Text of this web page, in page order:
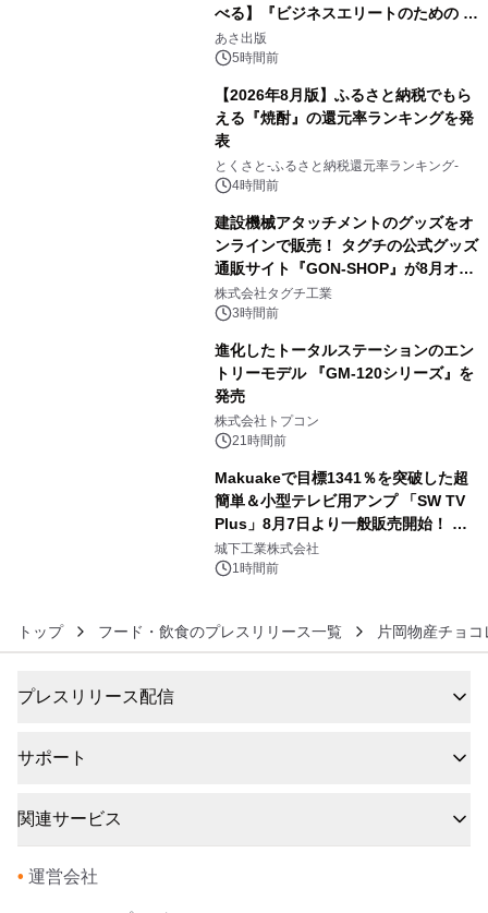
べる】『ビジネスエリートのための 教
養としての蕎麦』2026年8月25日
（火）発売
あさ出版
5時間前
【2026年8月版】ふるさと納税でもら
える『焼酎』の還元率ランキングを発
表
とくさと-ふるさと納税還元率ランキング-
4時間前
建設機械アタッチメントのグッズをオ
ンラインで販売！ タグチの公式グッズ
通販サイト『GON-SHOP』が8月オー
プン
株式会社タグチ工業
3時間前
進化したトータルステーションのエン
トリーモデル 『GM-120シリーズ』を
発売
株式会社トプコン
21時間前
Makuakeで目標1341％を突破した超
簡単＆小型テレビ用アンプ 「SW TV
Plus」8月7日より一般販売開始！ ケ
ーブル1本つなぐだけ、テレビの音が
ぐっと豊かに
城下工業株式会社
1時間前
トップ フード・飲食のプレスリリース一覧 片岡物産チョ
プレスリリース配信
サポート
関連サービス
• 運営会社